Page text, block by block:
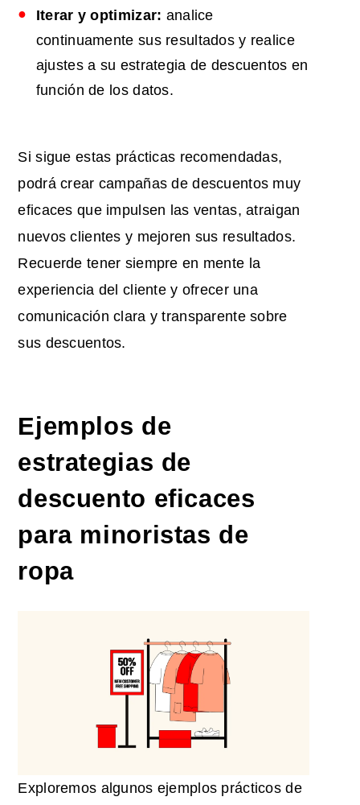
Iterar y optimizar: analice
continuamente sus resultados y realice
ajustes a su estrategia de descuentos en
función de los datos.
Si sigue estas prácticas recomendadas,
podrá crear campañas de descuentos muy
eficaces que impulsen las ventas, atraigan
nuevos clientes y mejoren sus resultados.
Recuerde tener siempre en mente la
experiencia del cliente y ofrecer una
comunicación clara y transparente sobre
sus descuentos.
Ejemplos de
estrategias de
descuento eficaces
para minoristas de
ropa
Exploremos algunos ejemplos prácticos de